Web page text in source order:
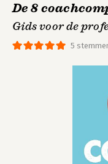
5
De 8
Gids voor de